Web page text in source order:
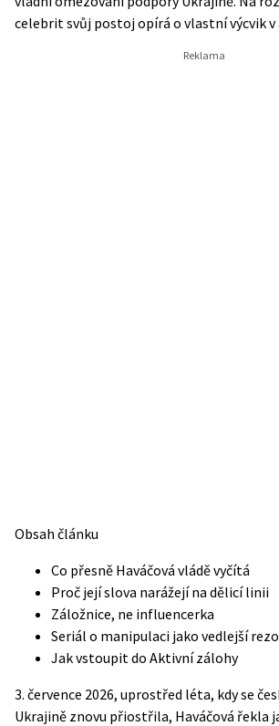
celebrit svůj postoj opírá o vlastní výcvik v
Obsah článku
Co přesně Haváčová vládě vyčítá
Proč její slova narážejí na dělicí linii
Záložnice, ne influencerka
Seriál o manipulaci jako vedlejší
Jak vstoupit do Aktivní zálohy
3. července 2026, uprostřed léta, kdy se
Ukrajině znovu přiostřila, Haváčová řekla